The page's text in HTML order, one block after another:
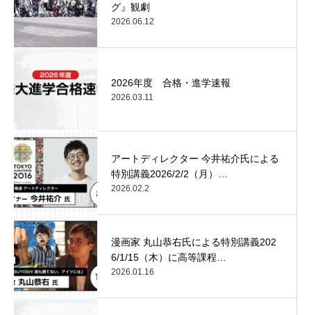
グ』観劇
2026.06.12
2026年度 合格・進学速報
2026.03.11
アートディレクター 今井祐介氏による
特別講義2026/2/2（月）…
2026.02.2
漫画家 丸山恭右氏による特別講義202
6/1/15（木）に高等課程…
2026.01.16